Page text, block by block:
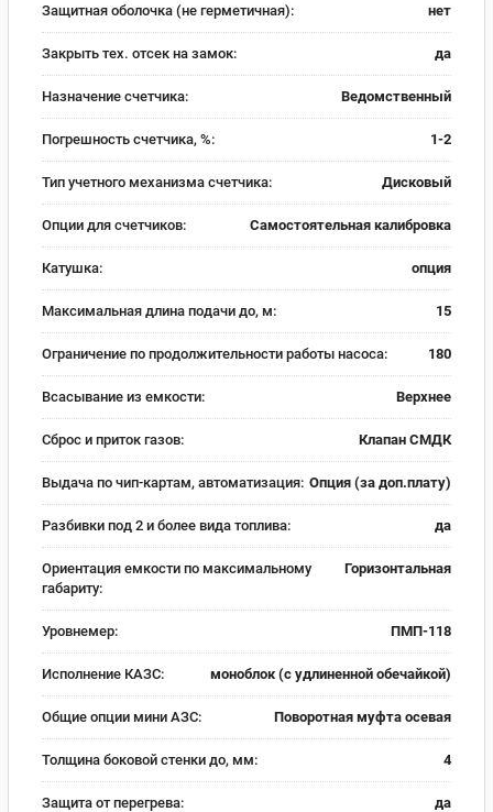
Защитная оболочка (не герметичная): нет
Закрыть тех. отсек на замок: да
Назначение счетчика: Ведомственный
Погрешность счетчика, %: 1-2
Тип учетного механизма счетчика: Дисковый
Опции для счетчиков: Самостоятельная калибровка
Катушка: опция
Максимальная длина подачи до, м: 15
Ограничение по продолжительности работы насоса: 180
Всасывание из емкости: Верхнее
Сброс и приток газов: Клапан СМДК
Выдача по чип-картам, автоматизация: Опция (за доп.плату)
Разбивки под 2 и более вида топлива: да
Ориентация емкости по максимальному
габариту:
Горизонтальная
Уровнемер: ПМП-118
Исполнение КАЗС: моноблок (с удлиненной обечайкой)
Общие опции мини АЗС: Поворотная муфта осевая
Толщина боковой стенки до, мм: 4
Защита от перегрева: да